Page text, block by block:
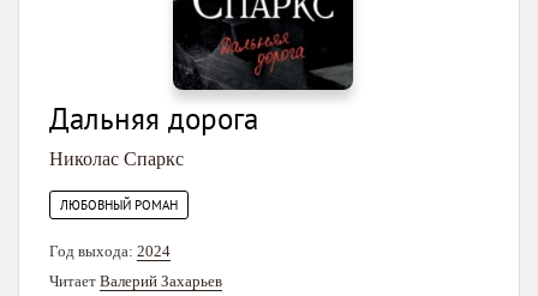
Дальняя дорога
Николас Спаркс
ЛЮБОВНЫЙ РОМАН
Год выхода: 2024
Читает Валерий Захарьев